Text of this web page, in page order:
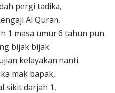
pergi tadika,
Al Quran,
1 masa umur 6 tahun pun
bijak bijak.
kelayakan nanti.
mak bapak,
sikit darjah 1,